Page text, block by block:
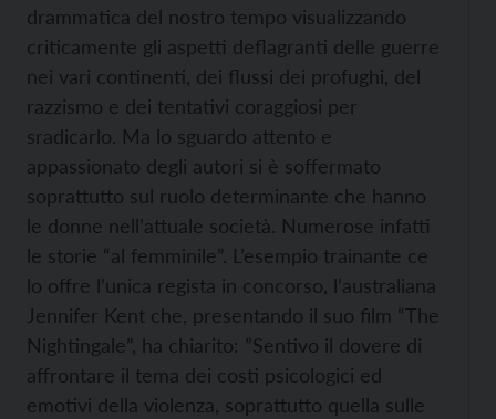
drammatica del nostro tempo visualizzando
criticamente gli aspetti deflagranti delle guerre
nei vari continenti, dei flussi dei profughi, del
razzismo e dei tentativi coraggiosi per
sradicarlo. Ma lo sguardo attento e
appassionato degli autori si è soffermato
soprattutto sul ruolo determinante che hanno
le donne nell’attuale società. Numerose infatti
le storie “al femminile”. L’esempio trainante ce
lo offre l’unica regista in concorso, l’australiana
Jennifer Kent che, presentando il suo film “The
Nightingale”, ha chiarito: ”Sentivo il dovere di
affrontare il tema dei costi psicologici ed
emotivi della violenza, soprattutto quella sulle